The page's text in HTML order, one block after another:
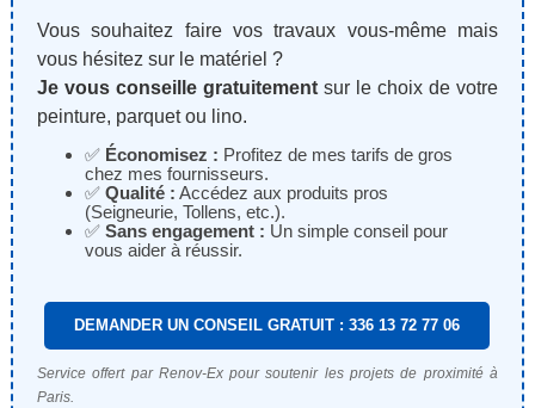
Vous souhaitez faire vos travaux vous-même mais
vous hésitez sur le matériel ?
Je vous conseille gratuitementsur le choix de votre
peinture, parquet ou lino.
✅ Économisez : Profitez de mes tarifs de gros
chez mes fournisseurs.
✅ Qualité : Accédez aux produits pros
(Seigneurie, Tollens, etc.).
✅ Sans engagement : Un simple conseil pour
vous aider à réussir.
DEMANDER UN CONSEIL GRATUIT : 336 13 72 77 06
Service offert par Renov-Ex pour soutenir les projets de proximité à
Paris.